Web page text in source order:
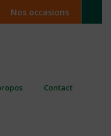
Nos occasions
Contact